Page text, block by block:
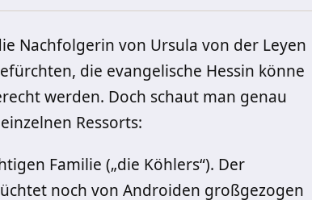
Nachfolgerin von Ursula von der Leyen
die evangelische Hessin könne
werden. Doch schaut man genau
Ressorts:
Familie („die Köhlers“). Der
noch von Androiden großgezogen